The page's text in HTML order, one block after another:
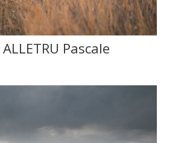
Pascale